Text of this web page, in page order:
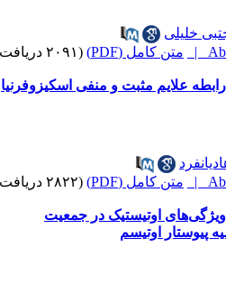
خلیلی
متن کامل (PDF) (۲۰۹۱ دریافت)
علایم مثبت و منفی اسکیزوفرنیا
متن کامل (PDF) (۲۸۲۲ دریافت)
اوتیستیک در جمعیت
اوتیسم